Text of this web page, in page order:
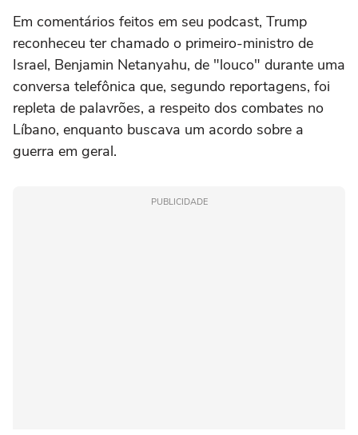
Em comentários feitos em seu podcast, Trump
reconheceu ter chamado o primeiro-ministro de
Israel, Benjamin Netanyahu, de "louco" durante uma
conversa telefônica que, segundo reportagens, foi
repleta de palavrões, a respeito dos combates no
Líbano, enquanto buscava um acordo sobre a
guerra em geral.
PUBLICIDADE